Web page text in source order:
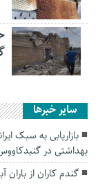
سایر خبرها
بازاریابی به سبک
بهداشتی در
گندم کاران از